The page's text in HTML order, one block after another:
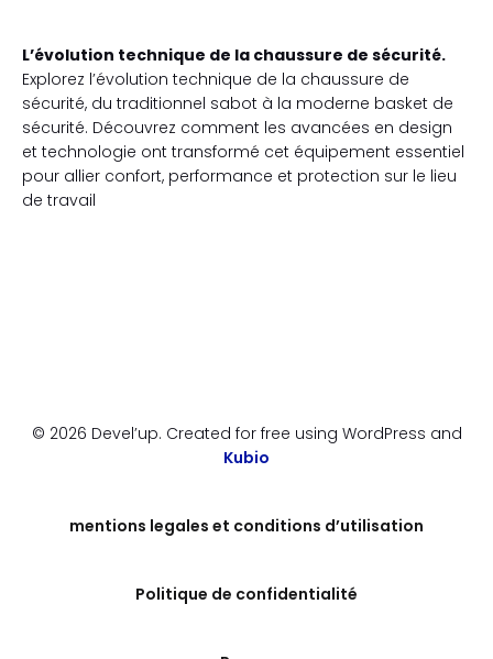
L’évolution technique de la chaussure de sécurité.
Explorez l’évolution technique de la chaussure de
sécurité, du traditionnel sabot à la moderne basket de
sécurité. Découvrez comment les avancées en design
et technologie ont transformé cet équipement essentiel
pour allier confort, performance et protection sur le lieu
de travail
© 2026 Devel’up. Created for free using WordPress and
Kubio
mentions legales et conditions d’utilisation
Politique de confidentialité